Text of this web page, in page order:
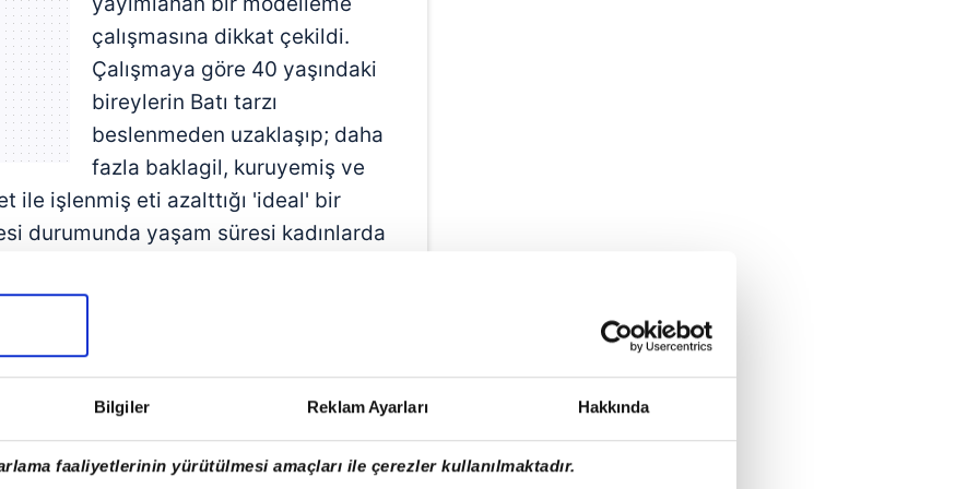
Bilgiler Reklam Ayarları Hakkında
faaliyetlerinin yürütülmesi amaçları ile çerezler kullanılmaktadır.
çalışmasına dikkat çekildi.
Çalışmaya göre 40 yaşındaki
bireylerin Batı tarzı
beslenmeden uzaklaşıp; daha
fazla baklagil, kuruyemiş ve
ile işlenmiş eti azalttığı 'ideal' bir
durumunda yaşam süresi kadınlarda
BESLENME
göre sebze ve bitki ağırlıklı
yaşam ihtimalini artırıyor. Uzun
alışkanlığın 'çoğunlukla bitki bazlı
oluşan beslenme düzeni'